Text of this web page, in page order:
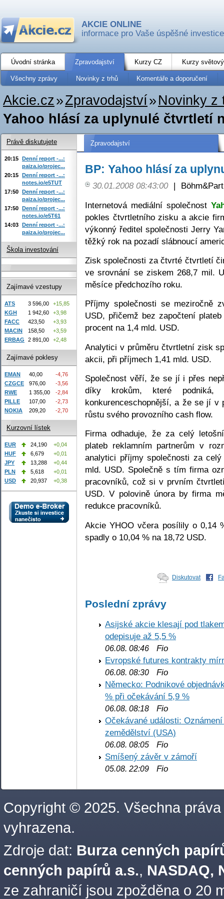
AKCIE ONLINE
informace pro Vaše úspěšné investice
Úvodní stránka Zpravodajství Kurzy CZ Kurzy
Všechny zprávy Novinky z trhů Komentáře a doporučení
Akcie.cz»Zpravodajství» Novinky z
Yahoo hlásí za uplynulé čtvrtletí
Zpravodajství
BP: Yahoo hlásí za
30.01.2008 08:43:00 |
Internetová mediální společnost
pokles čtvrtletního zisku a akcie
výkonný ředitel společnosti Jerry
těžký rok na pozadí slábnoucí
Zisk společnosti za čtvrté čtvrtletí
ve srovnání se ziskem 268,7 mil.
měsíce předchozího roku.
Příjmy společnosti se meziročně
USD, přičemž bez započtení
procent na 1,4 mld. USD.
Analytici v průměru čtvrtletní zisk
akcii, při příjmech 1,41 mld. USD.
Společnost věří, že se jí i přes
díky krokům, které
konkurenceschopnější, a že se jí
růstu svého provozního cash flow.
Firma odhaduje, že za celý
plateb reklamním partnerům v
analytici příjmy společnosti za
mld. USD. Společně s tím firma
pracovníků, což si v prvním
USD. V polovině února by firma
redukce pracovníků.
Akcie YHOO včera posílily o 0,14
spadly o 10,04 % na 18,72 USD.
Diskutovat
Poslední zprávy
Asijské akcie klesají pod
odepisuje až 5,5 %
06.08. 08:46 Fio
Evropské futures kontrakty
06.08. 08:30 Fio
Německo: Podnikové
% při očekávání 5,9 %
06.08. 08:18 Fio
Očekávané události:
zemědělství (USA)
06.08. 08:05 Fio
Smíšený závěr v zámoří
05.08. 22:09 Fio
Právě diskutujete
20:15 Denní report -...:
paiza.io/projec...
20:15 Denní report -...:
notes.io/e5TUT
17:50 Denní report -...:
paiza.io/projec...
17:50 Denní report -...:
notes.io/e5T61
14:03 Denní report -...:
paiza.io/projec...
Škola investování
Zajímavé vzestupy
ATS 3 596,00
+15,85
KGH
1 942,60
+3,98
FACC
423,50
+3,93
MACIN
158,50
+3,59
ERBAG
2 891,00 +2,48
Zajímavé poklesy
EMAN 40,00
-4,76
CZGCE
976,00
-3,56
RWE
1 355,00
-2,84
PILLE
107,00
-2,73
NOKIA
209,20 -2,70
Kurzovní lístek
EUR 24,190
+0,04
HUF
6,679
+0,01
JPY
13,288
+0,44
PLN
5,618
+0,01
USD
20,937 +0,38
Copyright © 2025. Všechna práva
vyhrazena.
Zdroje dat: Burza cenných
cenných papírů a.s., NASDAQ,
ze zahraničí jsou zpožděna o 20